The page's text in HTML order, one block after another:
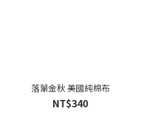
落葉金秋 美國純棉布
NT$340